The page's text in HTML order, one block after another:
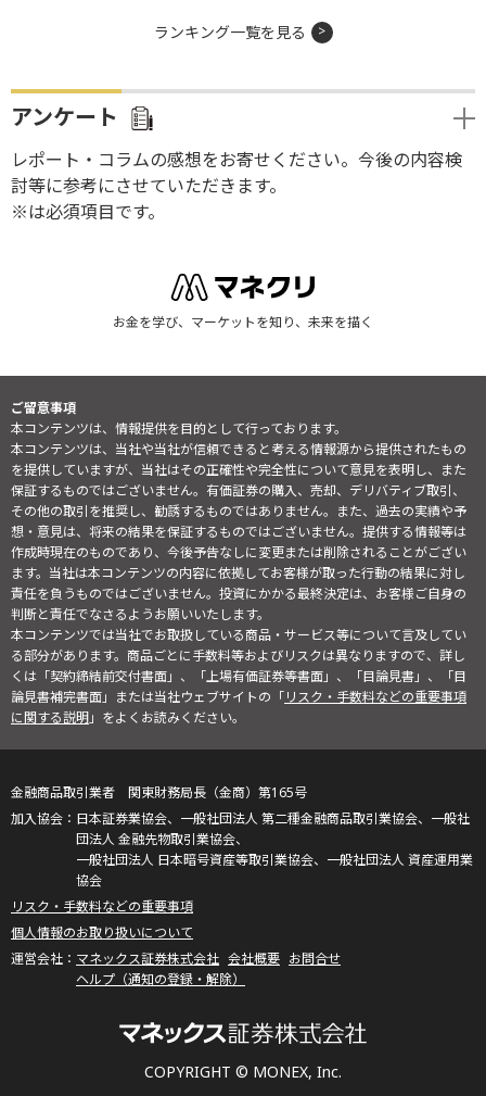
ランキング一覧を見る
アンケート
レポート・コラムの感想をお寄せください。今後の内容検
討等に参考にさせていただきます。
※は必須項目です。
お金を学び、マーケットを知り、未来を描く
ご留意事項
本コンテンツは、情報提供を目的として行っております。
本コンテンツは、当社や当社が信頼できると考える情報源から提供されたもの
を提供していますが、当社はその正確性や完全性について意見を表明し、また
保証するものではございません。有価証券の購入、売却、デリバティブ取引、
その他の取引を推奨し、勧誘するものではありません。また、過去の実績や予
想・意見は、将来の結果を保証するものではございません。提供する情報等は
作成時現在のものであり、今後予告なしに変更または削除されることがござい
ます。当社は本コンテンツの内容に依拠してお客様が取った行動の結果に対し
責任を負うものではございません。投資にかかる最終決定は、お客様ご自身の
判断と責任でなさるようお願いいたします。
本コンテンツでは当社でお取扱している商品・サービス等について言及してい
る部分があります。商品ごとに手数料等およびリスクは異なりますので、詳し
くは「契約締結前交付書面」、「上場有価証券等書面」、「目論見書」、「目
論見書補完書面」または当社ウェブサイトの「リスク・手数料などの重要事項
に関する説明」をよくお読みください。
COPYRIGHT © MONEX, Inc.
金融商品取引業者 関東財務局長（金商）第165号
日本証券業協会、一般社団法人 第二種金融商品取引業協会、一般社
団法人 金融先物取引業協会、
一般社団法人 日本暗号資産等取引業協会、一般社団法人 資産運用業
協会
リスク・手数料などの重要事項
個人情報のお取り扱いについて
マネックス証券株式会社 会社概要 お問合せ
ヘルプ（通知の登録・解除）